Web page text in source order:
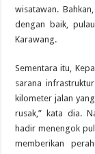
wisatawan.
dengan baik,
Karawang.
Sementara itu,
sarana
kilometer jalan
rusak,” kata dia.
hadir menengok
memberikan